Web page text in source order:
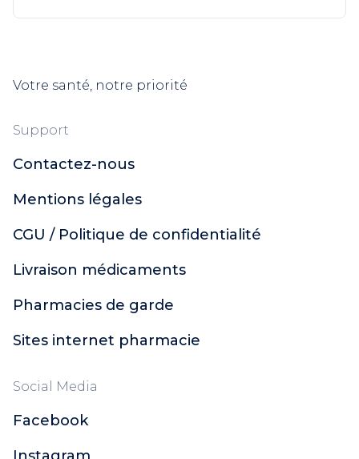
Votre santé, notre priorité
Support
Contactez-nous
Mentions légales
CGU / Politique de confidentialité
Livraison médicaments
Pharmacies de garde
Sites internet pharmacie
Social Media
Facebook